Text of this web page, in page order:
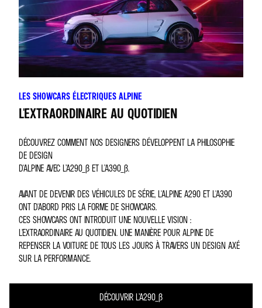
LES SHOWCARS ÉLECTRIQUES ALPINE
L'EXTRAORDINAIRE AU QUOTIDIEN
DÉCOUVREZ COMMENT NOS DESIGNERS DÉVELOPPENT LA PHILOSOPHIE
DE DESIGN
D'ALPINE AVEC L’A290_Β ET L’A390_Β.
AVANT DE DEVENIR DES VÉHICULES DE SÉRIE, L'ALPINE A290 ET L'A390
ONT D'ABORD PRIS LA FORME DE SHOWCARS.
CES SHOWCARS ONT INTRODUIT UNE NOUVELLE VISION :
L'EXTRAORDINAIRE AU QUOTIDIEN. UNE MANIÈRE POUR ALPINE DE
REPENSER LA VOITURE DE TOUS LES JOURS À TRAVERS UN DESIGN AXÉ
SUR LA PERFORMANCE.
DÉCOUVRIR L’A290_Β